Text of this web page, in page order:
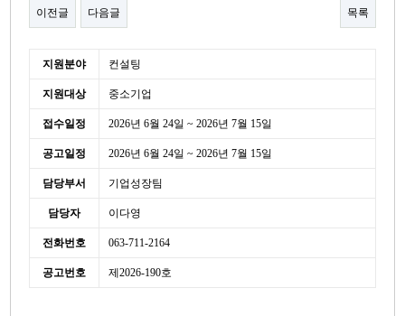
이전글 다음글 목록
본문
지원분야 컨설팅
지원대상 중소기업
접수일정 2026년 6월 24일 ~ 2026년 7월 15일
공고일정 2026년 6월 24일 ~ 2026년 7월 15일
담당부서 기업성장팀
담당자 이다영
전화번호 063-711-2164
공고번호 제2026-190호